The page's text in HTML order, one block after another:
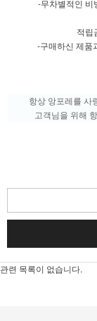
-무차별적인 비
적립
-구매하신 제품
항상 앙포레를 사
고객님을 위해
관련 목록이 없습니다.